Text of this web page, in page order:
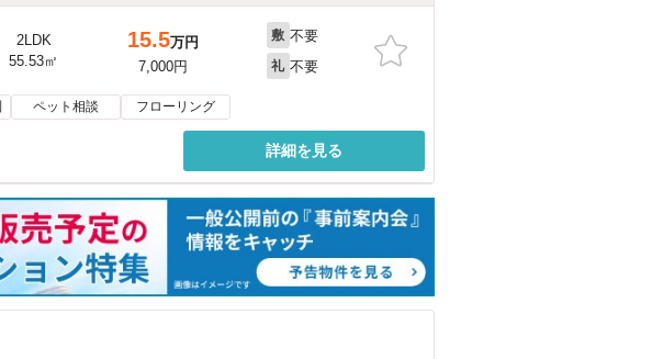
2LDK
55.53㎡
15.5万円
7,000円
敷 不要
礼 不要
ペット相談 フローリング
詳細を見る